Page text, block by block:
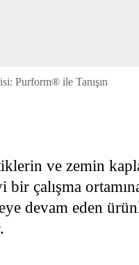
Purform® ile Tanışın
ve zemin
bir çalışma
devam eden